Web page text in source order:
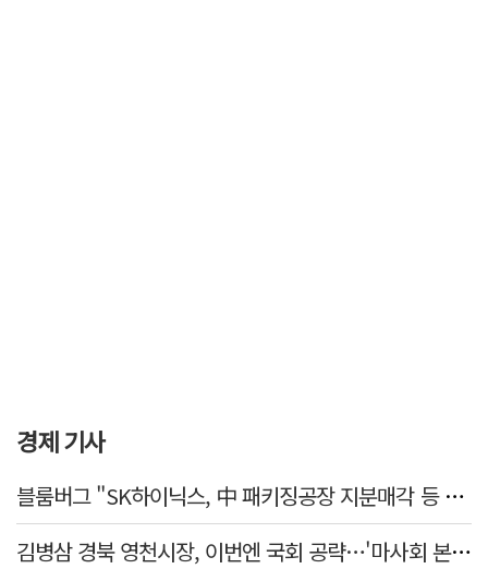
경제 기사
블룸버그 "SK하이닉스, 中 패키징공장 지분매각 등 검토"
김병삼 경북 영천시장, 이번엔 국회 공략…'마사회 본사 이전·광역교통망 확충' 요청